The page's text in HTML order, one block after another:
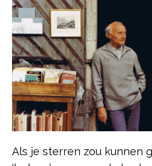
Als je sterren zou kunnen